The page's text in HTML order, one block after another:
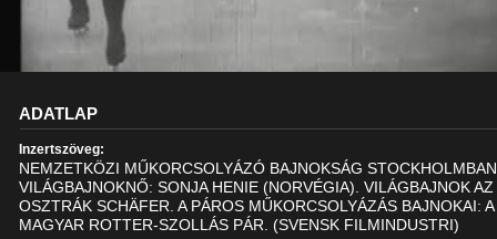
ADATLAP
Inzertszöveg:
NEMZETKÖZI MŰKORCSOLYÁZÓ BAJNOKSÁG
VILÁGBAJNOKNŐ: SONJA HENIE (NORVÉGIA). VILÁGBAJNOK AZ
OSZTRÁK SCHÄFER. A PÁROS MŰKORCSOLYÁZÁS BAJNOKAI: A
MAGYAR ROTTER-SZOLLÁS PÁR. (SVENSK FILMINDUSTRI)